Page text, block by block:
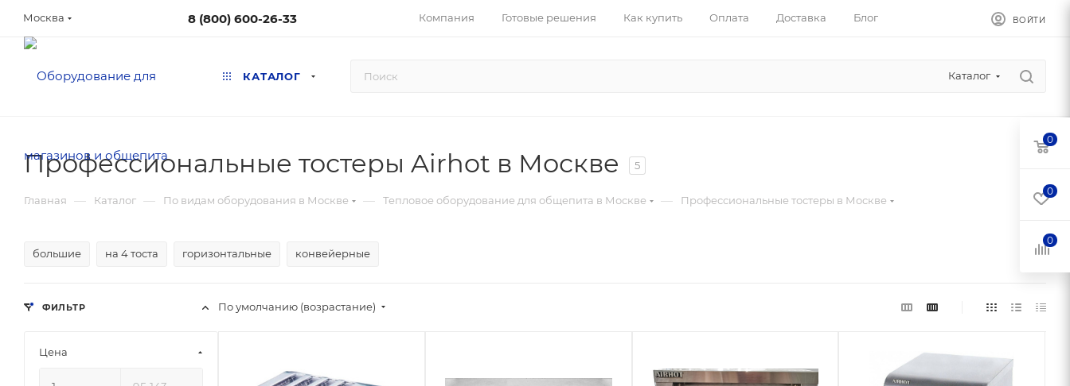
Москва 8 (800) 600-26-33 Компания Готовые решения Как купить Оплата Доставка Блог ВОЙТИ
КАТАЛОГ Каталог
Профессиональные тостеры Airhot в Москве 5
Главная — Каталог — По видам оборудования в Москве — Тепловое оборудование для общепита в Москве — Профессиональные тостеры в Москве
большие на 4 тоста горизонтальные конвейерные
По умолчанию (возрастание)
ФИЛЬТР
Цена
0
0
0